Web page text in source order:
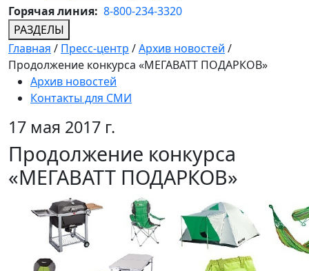
Горячая линия: 8-800-234-3320
РАЗДЕЛЫ
Главная / Пресс-центр /Архив новостей /
Продолжение конкурса «МЕГАВАТТ ПОДАРКОВ»
Архив новостей
Контакты для СМИ
17 мая 2017 г.
Продолжение конкурса
«МЕГАВАТТ ПОДАРКОВ»